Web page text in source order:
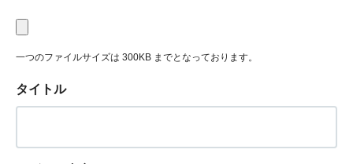
一つのファイルサイズは 300KB までとなっております。
タイトル